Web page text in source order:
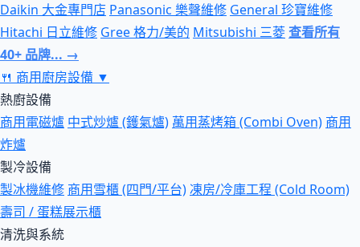
Daikin 大金專門店 Panasonic 樂聲維修 General 珍寶維修
Hitachi 日立維修 Gree 格力/美的 Mitsubishi 三菱查看所有
40+ 品牌... →
🍴 商用廚房設備 ▼
熱廚設備
商用電磁爐 中式炒爐 (鑊氣爐) 萬用蒸烤箱 (Combi Oven) 商用
炸爐
製冷設備
製冰機維修 商用雪櫃 (四門/平台)凍房/冷庫工程 (Cold Room)
壽司 / 蛋糕展示櫃
清洗與系統